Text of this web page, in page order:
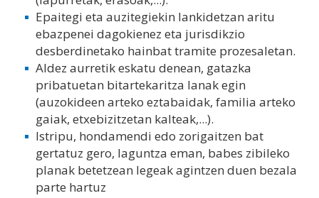
Epaitegi eta auzitegiekin lankidetzan aritu
ebazpenei dagokienez eta jurisdikzio
desberdinetako hainbat tramite prozesaletan.
Aldez aurretik eskatu denean, gatazka
pribatuetan bitartekaritza lanak egin
(auzokideen arteko eztabaidak, familia arteko
gaiak, etxebizitzetan kalteak,...).
Istripu, hondamendi edo zorigaitzen bat
gertatuz gero, laguntza eman, babes zibileko
planak betetzean legeak agintzen duen bezala
parte hartuz